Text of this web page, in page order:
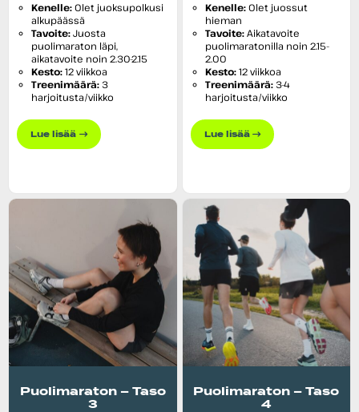
Kenelle:Olet juoksupolkusi
alkupäässä
Tavoite:Juosta
puolimaraton läpi,
aikatavoite noin 2.30-2.15
Kesto:12 viikkoa
Treenimäärä: 3
harjoitusta/viikko
Lue lisää
Kenelle:Olet juossut
hieman
Tavoite:Aikatavoite
puolimaratonilla noin 2.15-
2.00
Kesto:12 viikkoa
Treenimäärä:3-4
harjoitusta/viikko
Lue lisää
Puolimaraton – Taso
3
Puolimaraton – Taso
4